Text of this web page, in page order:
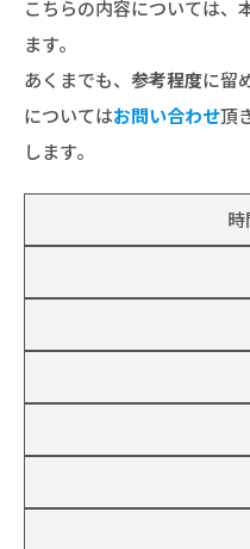
こちらの内容については、
ます。
あくまでも、 参考程度に留
についてはお問い合わせ頂
します。